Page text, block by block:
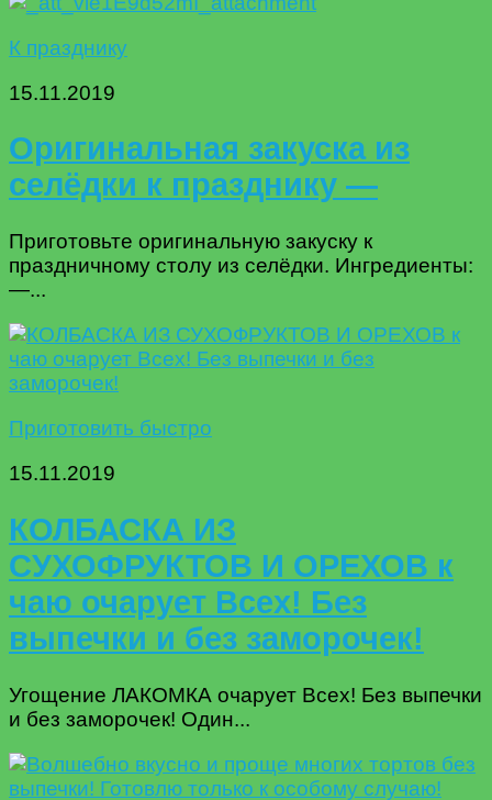
К празднику
15.11.2019
Оригинальная закуска из
селёдки к празднику —
Приготовьте оригинальную закуску к
праздничному столу из селёдки. Ингредиенты:
—...
Приготовить быстро
15.11.2019
КОЛБАСКА ИЗ
СУХОФРУКТОВ И ОРЕХОВ к
чаю очарует Всех! Без
выпечки и без заморочек!
Угощение ЛАКОМКА очарует Всех! Без выпечки
и без заморочек! Один...